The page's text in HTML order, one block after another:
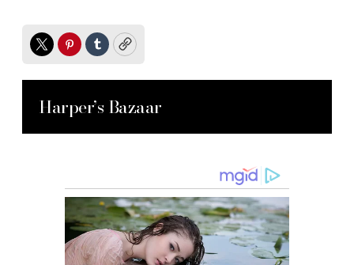
TwitterPinterest
TumblrCopy
Harper’s Bazaar